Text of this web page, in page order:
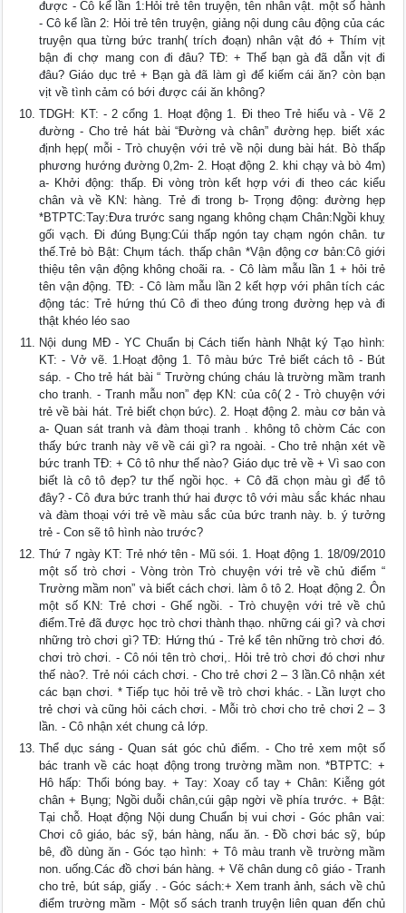
được - Cô kể lần 1:Hỏi trẻ tên truyện, tên nhân vật. một số hành
- Cô kể lần 2: Hỏi trẻ tên truyện, giảng nội dung câu động của các
truyện qua từng bức tranh( trích đoạn) nhân vật đó + Thím vịt
bận đi chợ mang con đi đâu? TĐ: + Thế bạn gà đã dẫn vịt đi
đâu? Giáo dục trẻ + Bạn gà đã làm gì để kiếm cái ăn? còn bạn
vịt về tình cảm có bới được cái ăn không?
TDGH: KT: - 2 cổng 1. Hoạt động 1. Đi theo Trẻ hiểu và - Vẽ 2
đường - Cho trẻ hát bài “Đường và chân” đường hẹp. biết xác
định hẹp( mỗi - Trò chuyện với trẻ về nội dung bài hát. Bò thấp
phương hướng đường 0,2m- 2. Hoạt động 2. khi chạy và bò 4m)
a- Khởi động: thấp. Đi vòng tròn kết hợp với đi theo các kiểu
chân và về KN: hàng. Trẻ đi trong b- Trọng động: đường hẹp
*BTPTC:Tay:Đưa trước sang ngang không chạm Chân:Ngồi khuỵ
gối vạch. Đi đúng Bụng:Cúi thấp ngón tay chạm ngón chân. tư
thế.Trẻ bò Bật: Chụm tách. thấp chân *Vận động cơ bản:Cô giới
thiệu tên vận động không choãi ra. - Cô làm mẫu lần 1 + hỏi trẻ
tên vận động. TĐ: - Cô làm mẫu lần 2 kết hợp với phân tích các
động tác: Trẻ hứng thú Cô đi theo đúng trong đường hẹp và đi
thật khéo léo sao
Nội dung MĐ - YC Chuẩn bị Cách tiến hành Nhật ký Tạo hình:
KT: - Vở vẽ. 1.Hoạt động 1. Tô màu bức Trẻ biết cách tô - Bút
sáp. - Cho trẻ hát bài “ Trường chúng cháu là trường mầm tranh
cho tranh. - Tranh mẫu non” đẹp KN: của cô( 2 - Trò chuyện với
trẻ về bài hát. Trẻ biết chọn bức). 2. Hoạt động 2. màu cơ bản và
a- Quan sát tranh và đàm thoại tranh . không tô chờm Các con
thấy bức tranh này vẽ về cái gì? ra ngoài. - Cho trẻ nhận xét về
bức tranh TĐ: + Cô tô như thế nào? Giáo dục trẻ về + Vì sao con
biết là cô tô đẹp? tư thế ngồi học. + Cô đã chọn màu gì để tô
đây? - Cô đưa bức tranh thứ hai được tô với màu sắc khác nhau
và đàm thoại với trẻ về màu sắc của bức tranh này. b. ý tưởng
trẻ - Con sẽ tô hình nào trước?
Thứ 7 ngày KT: Trẻ nhớ tên - Mũ sói. 1. Hoạt động 1. 18/09/2010
một số trò chơi - Vòng tròn Trò chuyện với trẻ về chủ điểm “
Trường mầm non” và biết cách chơi. làm ô tô 2. Hoạt động 2. Ôn
một số KN: Trẻ chơi - Ghế ngồi. - Trò chuyện với trẻ về chủ
điểm.Trẻ đã được học trò chơi thành thạo. những cái gì? và chơi
những trò chơi gì? TĐ: Hứng thú - Trẻ kể tên những trò chơi đó.
chơi trò chơi. - Cô nói tên trò chơi,. Hỏi trẻ trò chơi đó chơi như
thế nào?. Trẻ nói cách chơi. - Cho trẻ chơi 2 – 3 lần.Cô nhận xét
các bạn chơi. * Tiếp tục hỏi trẻ về trò chơi khác. - Lần lượt cho
trẻ chơi và cũng hỏi cách chơi. - Mỗi trò chơi cho trẻ chơi 2 – 3
lần. - Cô nhận xét chung cả lớp.
Thể dục sáng - Quan sát góc chủ điểm. - Cho trẻ xem một số
bác tranh về các hoạt động trong trường mầm non. *BTPTC: +
Hô hấp: Thổi bóng bay. + Tay: Xoay cổ tay + Chân: Kiễng gót
chân + Bụng; Ngồi duỗi chân,cúi gập ngời về phía trước. + Bật:
Tại chỗ. Hoạt động Nội dung Chuẩn bị vui chơi - Góc phân vai:
Chơi cô giáo, bác sỹ, bán hàng, nấu ăn. - Đồ chơi bác sỹ, búp
bê, đồ dùng ăn - Góc tạo hình: + Tô màu tranh về trường mầm
non. uống.Các đồ chơi bán hàng. + Vẽ chân dung cô giáo - Tranh
cho trẻ, bút sáp, giấy . - Góc sách:+ Xem tranh ảnh, sách về chủ
điểm trường mầm - Một số sách tranh truyện liên quan đến chủ